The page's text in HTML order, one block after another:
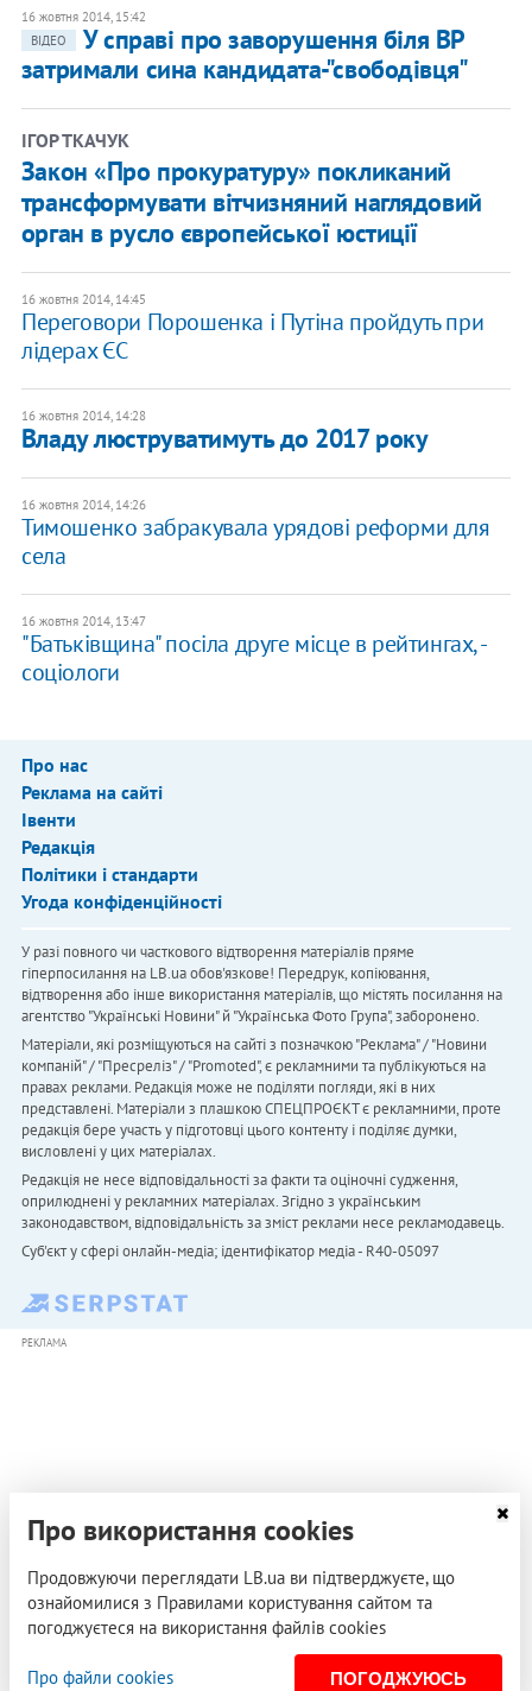
16 жовтня 2014, 15:42
ВІДЕО
У справі про заворушення біля ВР
затримали сина кандидата-"свободівця"
ІГОР ТКАЧУК
Закон «Про прокуратуру» покликаний
трансформувати вітчизняний наглядовий
орган в русло європейської юстиції
16 жовтня 2014, 14:45
Переговори Порошенка і Путіна пройдуть при
лідерах ЄС
16 жовтня 2014, 14:28
Владу люструватимуть до 2017 року
16 жовтня 2014, 14:26
Тимошенко забракувала урядові реформи для
села
16 жовтня 2014, 13:47
"Батьківщина" посіла друге місце в рейтингах, -
соціологи
Про нас
Реклама на сайті
Івенти
Редакція
Політики і стандарти
Угода конфіденційності
У разі повного чи часткового відтворення матеріалів пряме
гіперпосилання на LB.ua обов'язкове! Передрук, копіювання,
відтворення або інше використання матеріалів, що містять посилання на
агентство "Українськi Новини" й "Українська Фото Група", заборонено.
Матеріали, які розміщуються на сайті з позначкою "Реклама" / "Новини
компаній" / "Пресреліз" / "Promoted", є рекламними та публікуються на
правах реклами. Редакція може не поділяти погляди, які в них
представлені. Матеріали з плашкою СПЕЦПРОЄКТ є рекламними, проте
редакція бере участь у підготовці цього контенту і поділяє думки,
висловлені у цих матеріалах.
Редакція не несе відповідальності за факти та оціночні судження,
оприлюднені у рекламних матеріалах. Згідно з українським
законодавством, відповідальність за зміст реклами несе рекламодавець.
Cуб'єкт у сфері онлайн-медіа; ідентифікатор медіа - R40-05097
РЕКЛАМА
Про використання cookies
Продовжуючи переглядати LB.ua ви підтверджуєте, що
ознайомилися з Правилами користування сайтом та
погоджуєтеся на використання файлів cookies
Про файли cookies ПОГОДЖУЮСЬ